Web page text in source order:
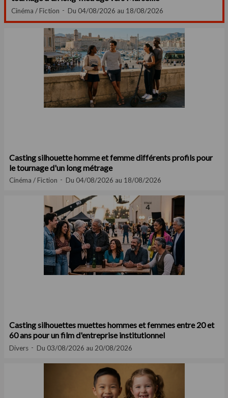
Cinéma / Fiction Du 04/08/2026 au 18/08/2026
Casting silhouette homme et femme différents profils pour
le tournage d'un long métrage
Cinéma / Fiction Du 04/08/2026 au 18/08/2026
Casting silhouettes muettes hommes et femmes entre 20 et
60 ans pour un film d'entreprise institutionnel
Divers Du 03/08/2026 au 20/08/2026